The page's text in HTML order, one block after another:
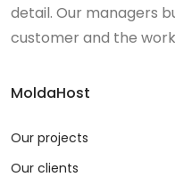
detail. Our managers
customer and the
MoldaHost
Our projects
Our clients